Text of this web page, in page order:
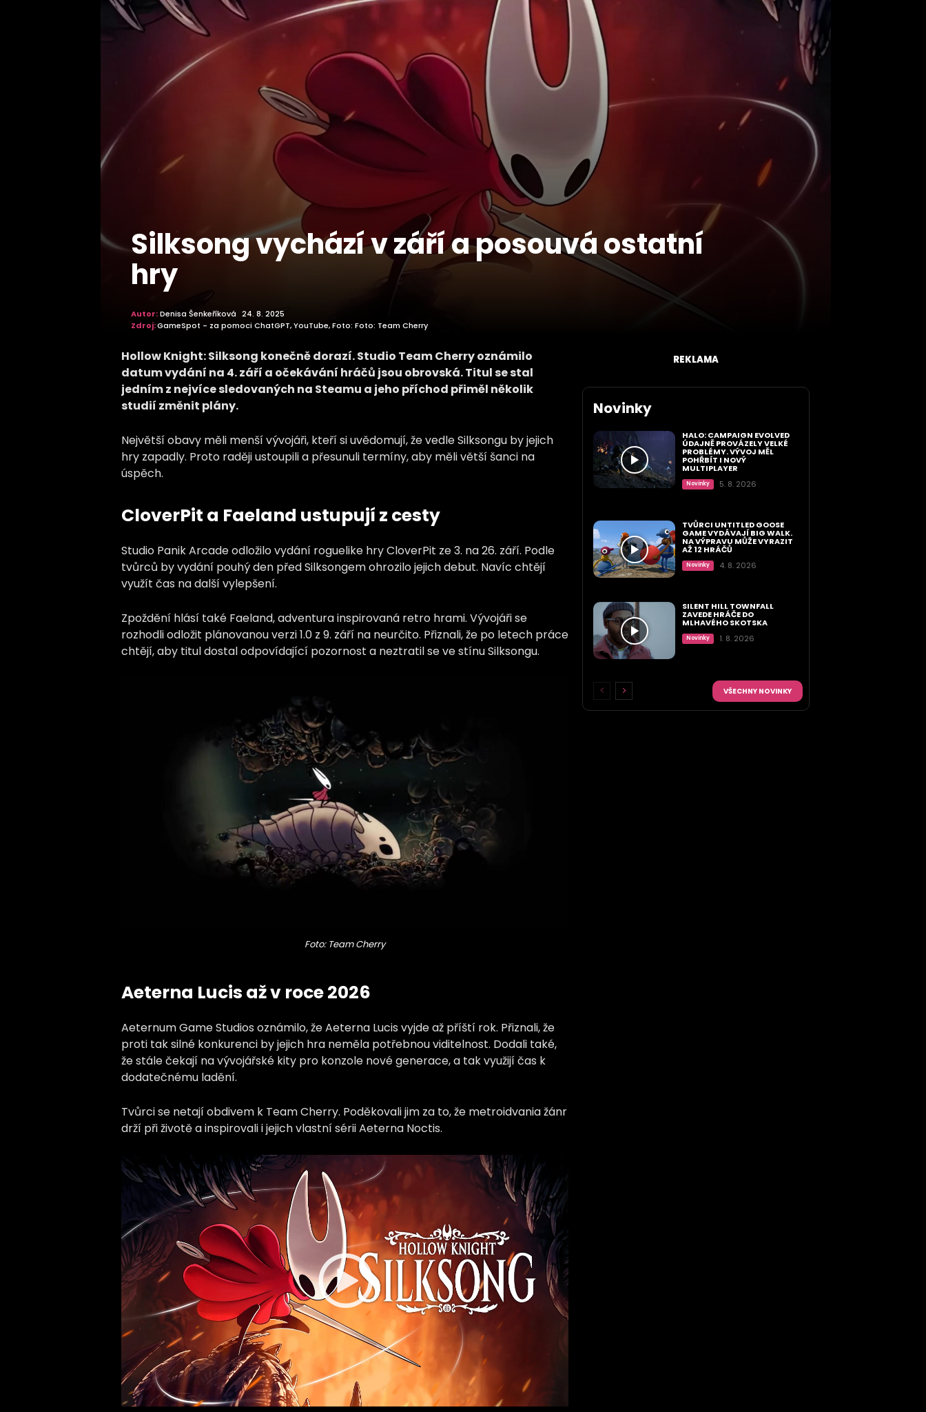
Silksong vychází v září a posouvá ostatní
hry
Autor:Denisa Šenkeříková 24. 8. 2025
Zdroj:GameSpot - za pomoci ChatGPT, YouTube, Foto: Foto: Team Cherry
Hollow Knight: Silksong konečně dorazí. Studio Team Cherry oznámilo
datum vydání na 4. září a očekávání hráčů jsou obrovská. Titul se stal
jedním z nejvíce sledovaných na Steamu a jeho příchod přiměl několik
studií změnit plány.
Největší obavy měli menší vývojáři, kteří si uvědomují, že vedle Silksongu by jejich
hry zapadly. Proto raději ustoupili a přesunuli termíny, aby měli větší šanci na
úspěch.
CloverPit a Faeland ustupují z cesty
Studio Panik Arcade odložilo vydání roguelike hry CloverPit ze 3. na 26. září. Podle
tvůrců by vydání pouhý den před Silksongem ohrozilo jejich debut. Navíc chtějí
využít čas na další vylepšení.
Zpoždění hlásí také Faeland, adventura inspirovaná retro hrami. Vývojáři se
rozhodli odložit plánovanou verzi 1.0 z 9. září na neurčito. Přiznali, že po letech práce
chtějí, aby titul dostal odpovídající pozornost a neztratil se ve stínu Silksongu.
Foto: Team Cherry
Aeterna Lucis až v roce 2026
Aeternum Game Studios oznámilo, že Aeterna Lucis vyjde až příští rok. Přiznali, že
proti tak silné konkurenci by jejich hra neměla potřebnou viditelnost. Dodali také,
že stále čekají na vývojářské kity pro konzole nové generace, a tak využijí čas k
dodatečnému ladění.
Tvůrci se netají obdivem k Team Cherry. Poděkovali jim za to, že metroidvania žánr
drží při životě a inspirovali i jejich vlastní sérii Aeterna Noctis.
REKLAMA
Novinky
HALO: CAMPAIGN EVOLVED
ÚDAJNĚ PROVÁZELY VELKÉ
PROBLÉMY. VÝVOJ MĚL
POHŘBÍT I NOVÝ
MULTIPLAYER
Novinky 5. 8. 2026
TVŮRCI UNTITLED GOOSE
GAME VYDÁVAJÍ BIG WALK.
NA VÝPRAVU MŮŽE VYRAZIT
AŽ 12 HRÁČŮ
Novinky 4. 8. 2026
SILENT HILL TOWNFALL
ZAVEDE HRÁČE DO
MLHAVÉHO SKOTSKA
Novinky 1. 8. 2026
VŠECHNY NOVINKY